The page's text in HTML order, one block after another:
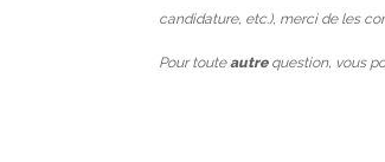
candidature, etc.), merci de les
Pour touteautrequestion, vous